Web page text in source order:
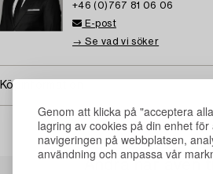
Genom att klicka på "acceptera
lagring av cookies på din enhet
navigeringen på webbplatsen,
användning och anpassa vår
+46 (0)767 81 06 06
E-post
→ Se vad vi söker
Köpinformation
Andra har även